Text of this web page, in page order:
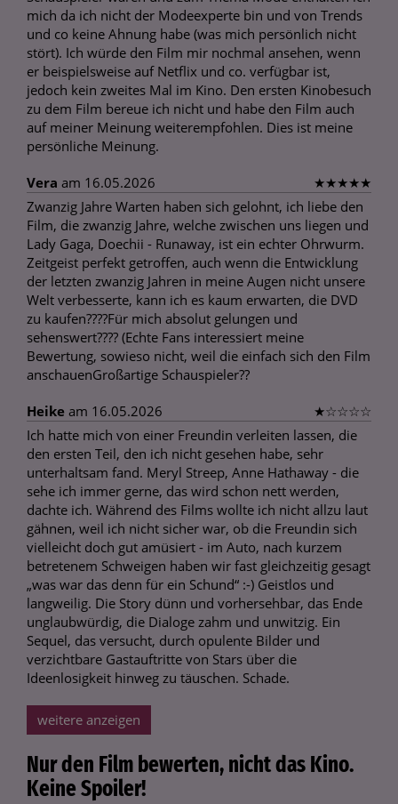
mich da ich nicht der Modeexperte bin und von Trends
und co keine Ahnung habe (was mich persönlich nicht
stört). Ich würde den Film mir nochmal ansehen, wenn
er beispielsweise auf Netflix und co. verfügbar ist,
jedoch kein zweites Mal im Kino. Den ersten Kinobesuch
zu dem Film bereue ich nicht und habe den Film auch
auf meiner Meinung weiterempfohlen. Dies ist meine
persönliche Meinung.
Vera am 16.05.2026 ★★★★★
Zwanzig Jahre Warten haben sich gelohnt, ich liebe den
Film, die zwanzig Jahre, welche zwischen uns liegen und
Lady Gaga, Doechii - Runaway, ist ein echter Ohrwurm.
Zeitgeist perfekt getroffen, auch wenn die Entwicklung
der letzten zwanzig Jahren in meine Augen nicht unsere
Welt verbesserte, kann ich es kaum erwarten, die DVD
zu kaufen????Für mich absolut gelungen und
sehenswert???? (Echte Fans interessiert meine
Bewertung, sowieso nicht, weil die einfach sich den Film
anschauenGroßartige Schauspieler??
Heike am 16.05.2026 ★☆☆☆☆
Ich hatte mich von einer Freundin verleiten lassen, die
den ersten Teil, den ich nicht gesehen habe, sehr
unterhaltsam fand. Meryl Streep, Anne Hathaway - die
sehe ich immer gerne, das wird schon nett werden,
dachte ich. Während des Films wollte ich nicht allzu laut
gähnen, weil ich nicht sicher war, ob die Freundin sich
vielleicht doch gut amüsiert - im Auto, nach kurzem
betretenem Schweigen haben wir fast gleichzeitig gesagt
„was war das denn für ein Schund“ :-) Geistlos und
langweilig. Die Story dünn und vorhersehbar, das Ende
unglaubwürdig, die Dialoge zahm und unwitzig. Ein
Sequel, das versucht, durch opulente Bilder und
verzichtbare Gastauftritte von Stars über die
Ideenlosigkeit hinweg zu täuschen. Schade.
weitere anzeigen
Nur den Film bewerten, nicht das Kino.
Keine Spoiler!